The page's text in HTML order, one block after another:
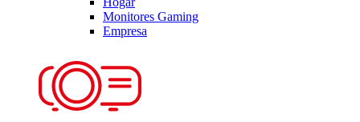
Monitores Gaming
Empresa